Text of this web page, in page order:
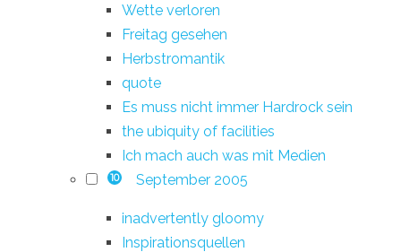
Wette verloren
Freitag gesehen
Herbstromantik
quote
Es muss nicht immer Hardrock sein
the ubiquity of facilities
Ich mach auch was mit Medien
10 September 2005
inadvertently gloomy
Inspirationsquellen